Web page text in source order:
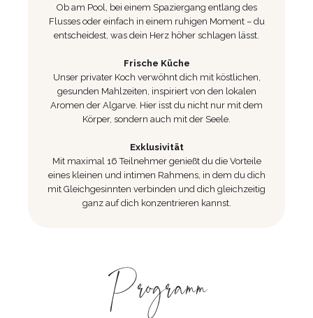
Ob am Pool, bei einem Spaziergang entlang des
Flusses oder einfach in einem ruhigen Moment – du
entscheidest, was dein Herz höher schlagen lässt.
Frische Küche
Unser privater Koch verwöhnt dich mit köstlichen,
gesunden Mahlzeiten, inspiriert von den lokalen
Aromen der Algarve. Hier isst du nicht nur mit dem
Körper, sondern auch mit der Seele.
Exklusivität
Mit maximal 16 Teilnehmer genießt du die Vorteile
eines kleinen und intimen Rahmens, in dem du dich
mit Gleichgesinnten verbinden und dich gleichzeitig
ganz auf dich konzentrieren kannst.
Programm